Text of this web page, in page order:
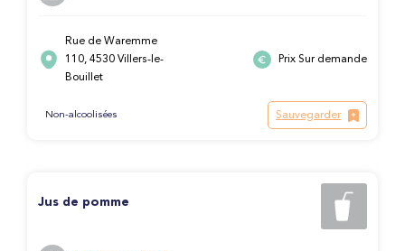
Rue de Waremme
110, 4530 Villers-le-
Bouillet
Prix Sur demande
Non-alcoolisées Sauvegarder
Jus de pomme